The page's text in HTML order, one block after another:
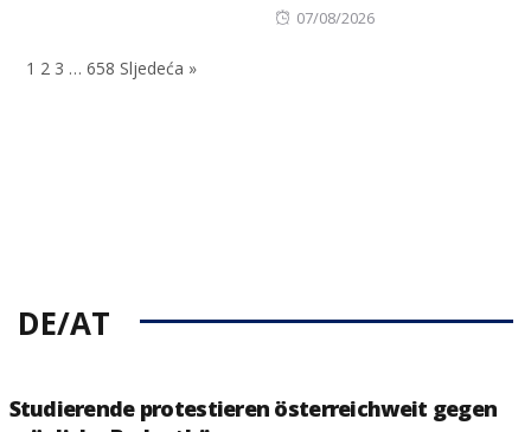
Posted
07/08/2026
1 2 3 … 658 Sljedeća »
DE/AT
Studierende protestieren österreichweit gegen